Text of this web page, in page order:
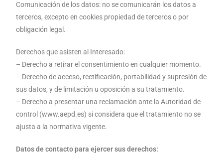
Comunicación de los datos: no se comunicarán los datos a
terceros, excepto en cookies propiedad de terceros o por
obligación legal.
Derechos que asisten al Interesado:
– Derecho a retirar el consentimiento en cualquier momento.
– Derecho de acceso, rectificación, portabilidad y supresión de
sus datos, y de limitación u oposición a su tratamiento.
– Derecho a presentar una reclamación ante la Autoridad de
control (www.aepd.es) si considera que el tratamiento no se
ajusta a la normativa vigente.
Datos de contacto para ejercer sus derechos: